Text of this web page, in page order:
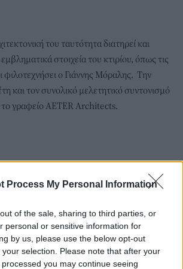
Process My Personal Information
of the sale, sharing to third parties, or
personal or sensitive information for
by us, please use the below opt-out
selection. Please note that after your
you may continue seeing
του ταυτότητα διατηρεί και
στοιχεία του κτιρίου, όπως τις
φιλοτεχνήσει ο Γιάννης Μόραλης. Την
και τον συνολικό μελετητικό συντονισμό
γραφείο AETER Architects.